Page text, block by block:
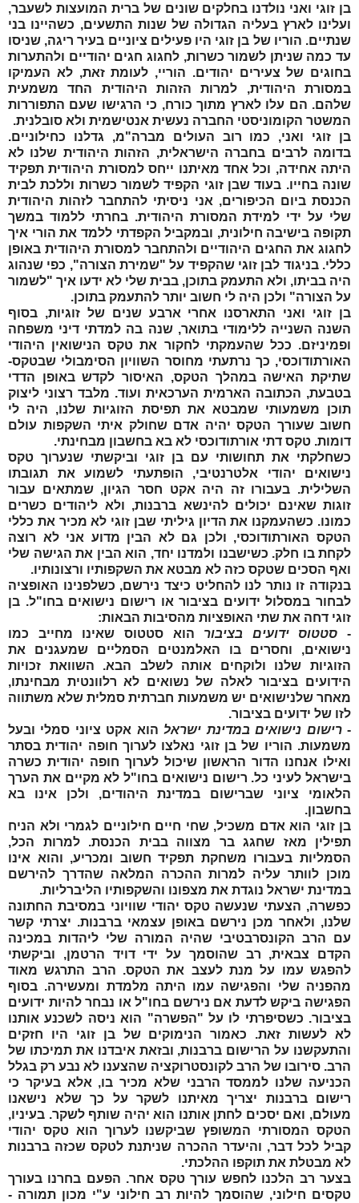
בן זוגי ואני נולדנו בחלקים שונים של ברית המועצות לשעבר,
ועלינו לארץ בעליה הגדולה של שנות התשעים, כשהיינו בני
שנתיים. הוריו של בן זוגי היו פעילים ציוניים בעיר ריגה, שניסו
עד כמה שניתן לשמור כשרות, לחגוג חגים יהודיים ולהתערות
בחוגים של צעירים יהודים. הוריי, לעומת זאת, לא העמיקו
במסורת היהודית, למרות הזהות היהודית החד משמעית
שלהם. הם עלו לארץ מתוך כורח, כי הרגישו שעם התפוררות
המשטר הקומוניסטי החברה נעשית אנטישמית ולא סובלנית.
בן זוגי ואני, כמו רוב העולים מברה"מ, גדלנו כחילוניים.
בדומה לרבים בחברה הישראלית, הזהות היהודית שלנו לא
היתה אחידה, וכל אחד מאיתנו ייחס למסורת היהודית תפקיד
שונה בחייו. בעוד שבן זוגי הקפיד לשמור כשרות וללכת לבית
הכנסת ביום הכיפורים, אני ניסיתי להתחבר לזהות היהודית
שלי על ידי למידת המסורת היהודית. בחרתי ללמוד במשך
תקופה בישיבה חילונית, ובמקביל הקפדתי ללמד את הורי איך
לחגוג את החגים היהודיים ולהתחבר למסורת היהודית באופן
כללי. בניגוד לבן זוגי שהקפיד על "שמירת הצורה", כפי שנהוג
היה בביתו, ולא התעמק בתוכן, בבית שלי לא ידעו איך "לשמור
על הצורה" ולכן היה לי חשוב יותר להתעמק בתוכן.
בן זוגי ואני התארסנו אחרי ארבע שנים של זוגיות, בסוף
השנה השנייה ללימודי בתואר, שנה בה למדתי דיני משפחה
ופמיניזם. ככל שהעמקתי לחקור את טקס הנישואין היהודי
האורתודוכסי, כך נרתעתי מחוסר השוויון הסימבולי שבטקס-
שתיקת האישה במהלך הטקס, האיסור לקדש באופן הדדי
בטבעת, הכתובה הארמית הערכאית ועוד. מלבד רצוני ליצוק
תוכן משמעותי שמבטא את תפיסת הזוגיות שלנו, היה לי
חשוב שעורך הטקס יהיה אדם שחולק איתי השקפות עולם
דומות. טקס דתי אורתודוכסי לא בא בחשבון מבחינתי.
כשחלקתי את תחושותי עם בן זוגי וביקשתי שנערוך טקס
נישואים יהודי אלטרנטיבי, הופתעתי לשמוע את תגובתו
השלילית. בעבורו זה היה אקט חסר הגיון, שמתאים עבור
זוגות שאינם יכולים להינשא ברבנות, ולא ליהודים כשרים
כמונו. כשהעמקנו את הדיון גיליתי שבן זוגי לא מכיר את כללי
הטקס האורתודוכסי, ולכן גם לא הבין מדוע אני לא רוצה
לקחת בו חלק. כשישבנו ולמדנו יחד, הוא הבין את הגישה שלי
ואף הסכים שטקס כזה לא מבטא את השקפותיו ורצונותיו.
בנקודה זו נותר לנו להחליט כיצד נירשם, כשלפנינו האופציה
לבחור במסלול ידועים בציבור או רישום נישואים בחו"ל. בן
זוגי דחה את שתי האופציות מהסיבות הבאות:
-
סטטוס ידועים בציבור הוא סטטוס שאינו מחייב כמו
נישואים, וחסרים בו האלמנטים הסמליים שמעגנים את
הזוגיות שלנו ולוקחים אותה לשלב הבא. השוואת זכויות
הידועים בציבור לאלה של נשואים לא רלוונטית מבחינתו,
מאחר שלנישואים יש משמעות חברתית סמלית שלא משתווה
לזו של ידועים בציבור.
- רישום נישואים במדינת ישראל הוא אקט ציוני סמלי ובעל
משמעות. הוריו של בן זוגי נאלצו לערוך חופה יהודית בסתר
ואילו אנחנו הדור הראשון שיכול לערוך חופה יהודית כשרה
בישראל לעיני כל. רישום נישואים בחו"ל לא מקיים את הערך
הלאומי ציוני שברישום במדינת היהודים, ולכן אינו בא
בחשבון.
בן זוגי הוא אדם משכיל, שחי חיים חילוניים לגמרי ולא הניח
תפילין מאז שחגג בר מצווה בבית הכנסת. למרות הכל,
הסמליות בעבורו משחקת תפקיד חשוב ומכריע, והוא אינו
מוכן לוותר עליה למרות ההכרה המלאה שהדרך להירשם
במדינת ישראל נוגדת את מצפונו והשקפותיו הליברליות.
כפשרה, הצעתי שנעשה טקס יהודי שוויוני במסיבת החתונה
שלנו, ולאחר מכן נירשם באופן עצמאי ברבנות. יצרתי קשר
עם הרב הקונסרבטיבי שהיה המורה שלי ליהדות במכינה
הקדם צבאית, רב שהוסמך על ידי דויד הרטמן, וביקשתי
להפגש עמו על מנת לעצב את הטקס. הרב התרגש מאוד
מהפניה שלי והפגישה עמו היתה מלמדת ומעשירה. בסוף
הפגישה ביקש לדעת אם נירשם בחו"ל או נבחר להיות ידועים
בציבור. כשסיפרתי לו על "הפשרה" הוא ניסה לשכנע אותנו
לא לעשות זאת. כאמור הנימוקים שלבן זוגי היו חזקים
והתעקשנו על הרישום ברבנות, ובזאת איבדנו את תמיכתו של
הרב. סירובו של הרב לקונסטרוקציה שהצענו לא נבע רק בגלל
הכניעה שלנו לממסד הרבני שלא מכיר בו, אלא בעיקר כי
רישום ברבנות יצריך מאיתנו לשקר על כך שלא נישאנו
מעולם, ואם יסכים לחתן אותנו הוא יהיה שותף לשקר. בעיניו,
הטקס המסורתי המשופץ שביקשנו לערוך הוא טקס יהודי
קביל לכל דבר, והיעדר ההכרה שניתנת לטקס שכזה ברבנות
לא מבטלת את תוקפו ההלכתי.
בצער רב הלכנו לחפש עורך טקס אחר. הפעם בחרנו בעורך
טקסים חילוני, שהוסמך להיות רב חילוני ע"י מכון תמורה -